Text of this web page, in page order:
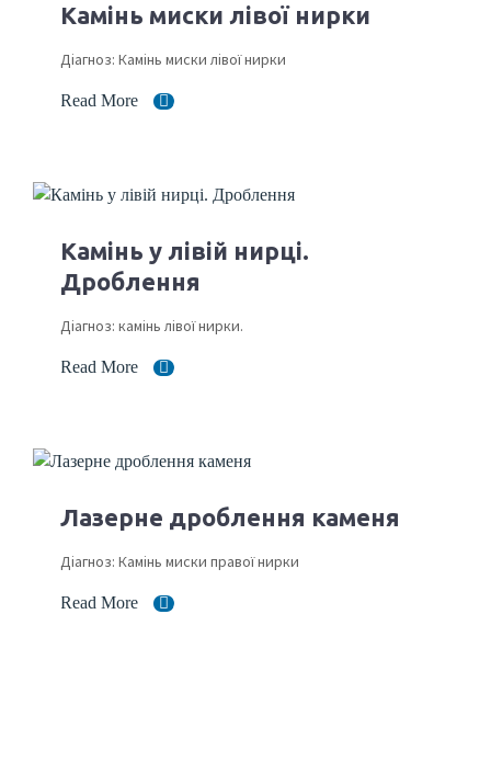
Камінь миски лівої нирки
Діагноз: Камінь миски лівої нирки
Read More
Камінь у лівій нирці.
Дроблення
Діагноз: камінь лівої нирки.
Read More
Лазерне дроблення каменя
Діагноз: Камінь миски правої нирки
Read More